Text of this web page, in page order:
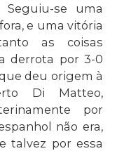
se uma
e uma vitória
as coisas
derrota por 3-0
deu origem à
Di Matteo,
por
não era,
talvez por essa